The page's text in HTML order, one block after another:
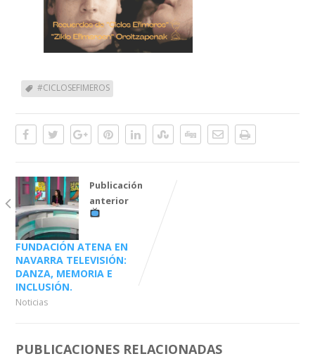
#CICLOSEFIMEROS
Publicación
anterior
FUNDACIÓN ATENA EN
NAVARRA TELEVISIÓN:
DANZA, MEMORIA E
INCLUSIÓN.
Noticias
PUBLICACIONES RELACIONADAS